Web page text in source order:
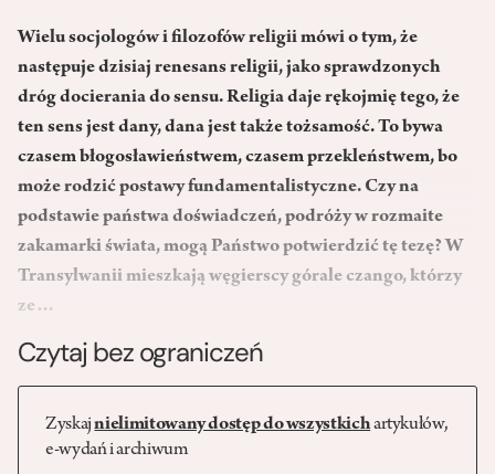
Wielu socjologów i filozofów religii mówi o tym, że
następuje dzisiaj renesans religii, jako sprawdzonych
dróg docierania do sensu. Religia daje rękojmię tego, że
ten sens jest dany, dana jest także tożsamość. To bywa
czasem błogosławieństwem, czasem przekleństwem, bo
może rodzić postawy fundamentalistyczne. Czy na
podstawie państwa doświadczeń, podróży w rozmaite
zakamarki świata, mogą Państwo potwierdzić tę tezę? W
Transylwanii mieszkają węgierscy górale czango, którzy
ze…
Czytaj bez ograniczeń
Zyskajnielimitowany dostęp do wszystkichartykułów,
e-wydań i archiwum